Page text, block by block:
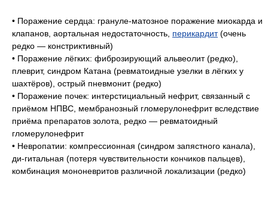
• Поражение сердца: грануле-матозное поражение миокарда и
клапанов, аортальная недостаточность, перикардит(очень
редко — констриктивный)
• Поражение лёгких: фиброзирующий альвеолит (редко),
плеврит, синдром Катана (ревматоидные узелки в лёгких у
шахтёров), острый пневмонит (редко)
• Поражение почек: интерстициальный нефрит, связанный с
приёмом НПВС, мембранозный гломерулонефрит вследствие
приёма препаратов золота, редко — ревматоидный
гломерулонефрит
• Невропатии: компрессионная (синдром запястного канала),
ди-гитальная (потеря чувствительности кончиков пальцев),
комбинация мононевритов различной локализации (редко)